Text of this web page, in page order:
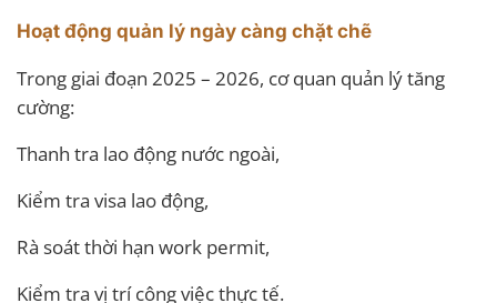
Hoạt động quản lý ngày càng chặt chẽ
Trong giai đoạn 2025 – 2026, cơ quan quản lý tăng
cường:
Thanh tra lao động nước ngoài,
Kiểm tra visa lao động,
Rà soát thời hạn work permit,
Kiểm tra vị trí công việc thực tế.